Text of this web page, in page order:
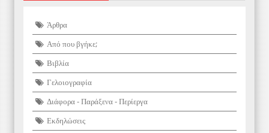
Άρθρα
Από που βγήκε;
Βιβλία
Γελοιογραφία
Διάφορα - Παράξενα - Περίεργα
Εκδηλώσεις